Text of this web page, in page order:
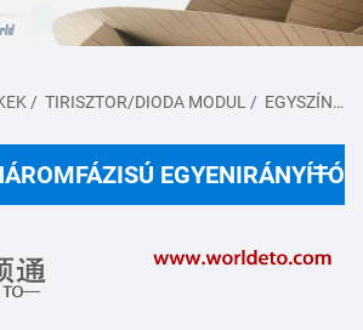
/ TIRISZTOR/DIODA MODUL / EGYSZÍNŰ/HÁROMSZÍNŰ TÉTELES ÁRAMVÁLTÓ MODUL
EGYENIRÁNYÍTÓ